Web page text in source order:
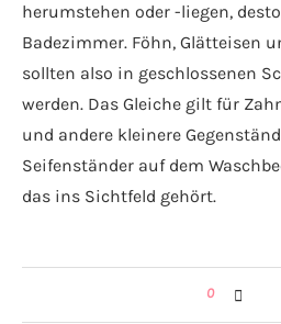
herumstehen oder -liegen,
Badezimmer. Föhn, Glätteisen
sollten also in geschlossenen
werden. Das Gleiche gilt für
und andere kleinere
Seifenständer auf dem
das ins Sichtfeld gehört.
0